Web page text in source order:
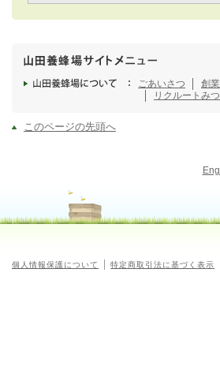
ごあいさつ 創
リクルート み
このページの先頭へ
個人情報保護について 特定商取引法に基づく表示